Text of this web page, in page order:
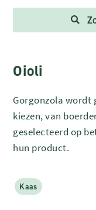
Oioli
Gorgonzola wordt
kiezen, van
geselecteerd op
hun product.
Kaas